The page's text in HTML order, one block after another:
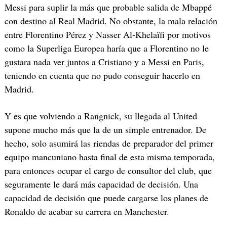
Messi para suplir la más que probable salida de Mbappé
con destino al Real Madrid. No obstante, la mala relación
entre Florentino Pérez y Nasser Al-Khelaïfi por motivos
como la Superliga Europea haría que a Florentino no le
gustara nada ver juntos a Cristiano y a Messi en Paris,
teniendo en cuenta que no pudo conseguir hacerlo en
Madrid.
Y es que volviendo a Rangnick, su llegada al United
supone mucho más que la de un simple entrenador. De
hecho, solo asumirá las riendas de preparador del primer
equipo mancuniano hasta final de esta misma temporada,
para entonces ocupar el cargo de consultor del club, que
seguramente le dará más capacidad de decisión. Una
capacidad de decisión que puede cargarse los planes de
Ronaldo de acabar su carrera en Manchester.